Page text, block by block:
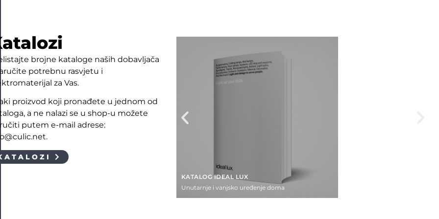
brojne kataloge naših dobavljača
potrebnu rasvjetu i
za Vas.
proizvod koji pronađete u jednom od
a ne nalazi se u shop-u možete
putem e-mail adrese:
KATALOG IDEAL LUX
Unutarnje i vanjsko uređenje doma